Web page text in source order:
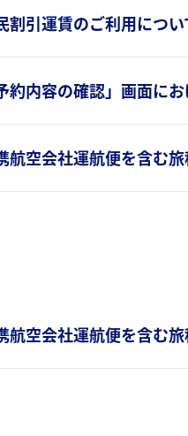
割引運賃のご利用につい
約内容の確認」画面に
航空会社運航便を含む
航空会社運航便を含む